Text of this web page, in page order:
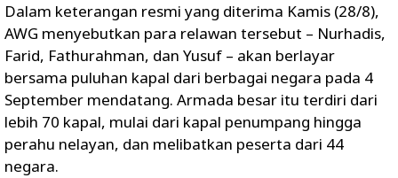
Dalam keterangan resmi yang diterima Kamis (28/8),
AWG menyebutkan para relawan tersebut – Nurhadis,
Farid, Fathurahman, dan Yusuf – akan berlayar
bersama puluhan kapal dari berbagai negara pada 4
September mendatang. Armada besar itu terdiri dari
lebih 70 kapal, mulai dari kapal penumpang hingga
perahu nelayan, dan melibatkan peserta dari 44
negara.